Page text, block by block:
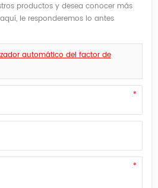
productos y desea conocer más
le responderemos lo antes
automático del factor de